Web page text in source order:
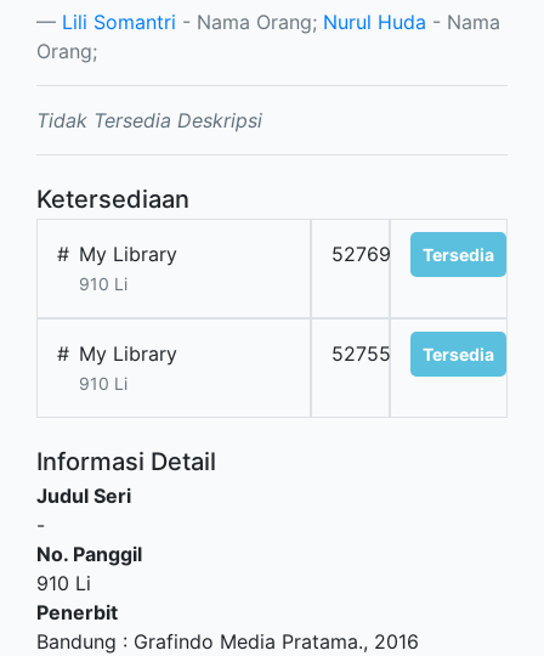
Lili Somantri - Nama Orang; Nurul Huda - Nama
Orang;
Tidak Tersedia Deskripsi
Ketersediaan
# My Library
910 Li
52769 Tersedia
# My Library
910 Li
52755 Tersedia
Informasi Detail
Judul Seri
-
No. Panggil
910 Li
Penerbit
Bandung : Grafindo Media Pratama., 2016